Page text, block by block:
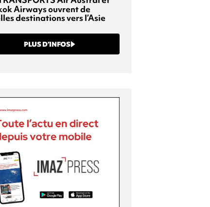
Airways ouvrent de
destinations vers l’Asie
PLUS D’INFOS